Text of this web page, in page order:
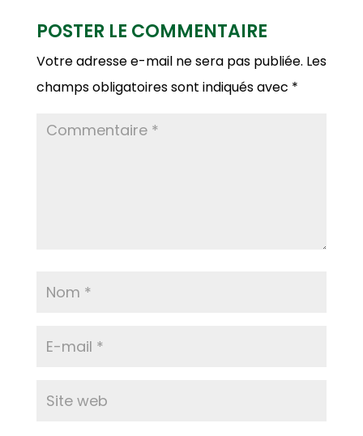
POSTER LE COMMENTAIRE
Votre adresse e-mail ne sera pas publiée. Les
champs obligatoires sont indiqués avec *